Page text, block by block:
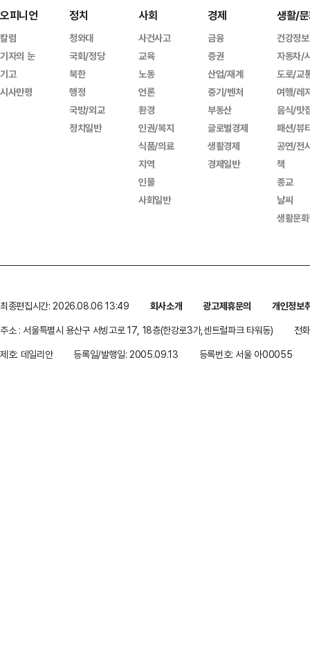
오피니언
칼럼
기자의 눈
기고
시사만평
정치
청와대
국회/정당
북한
행정
국방/외교
정치일반
사회
사건사고
교육
노동
언론
환경
인권/복지
식품/의료
지역
인물
사회일반
경제
금융
증권
산업/재계
중기/벤처
부동산
글로벌경제
생활경제
경제일반
생활/
건강정보
자동차/
도로/교
여행/레
음식/맛
패션/뷰
공연/전
책
종교
날씨
생활문
최종편집시간: 2026.08.06 13:49 회사소개 광고제휴문의
개인정보
주소 : 서울특별시 용산구 서빙고로 17, 18층(한강로3가,센트럴파크 타워동)
전
제호: 데일리안
등록일/발행일: 2005.09.13 등록번호: 서울 아00055